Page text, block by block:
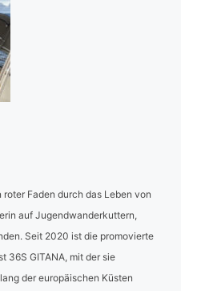
Faden durch das Leben von
auf Jugendwanderkuttern,
Seit 2020 ist die promovierte
36S GITANA, mit der sie
der europäischen Küsten